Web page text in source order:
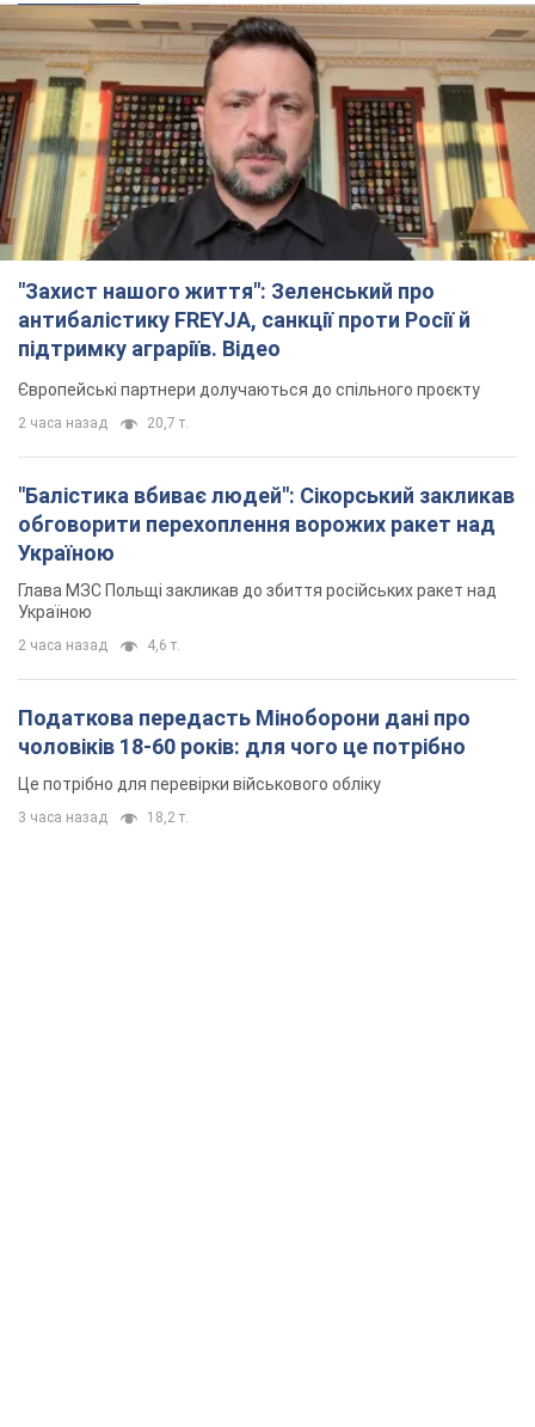
"Захист нашого життя": Зеленський про
антибалістику FREYJA, санкції проти Росії й
підтримку аграріїв. Відео
Європейські партнери долучаються до спільного проєкту
2 часа назад 20,7 т.
"Балістика вбиває людей": Сікорський закликав
обговорити перехоплення ворожих ракет над
Україною
Глава МЗС Польщі закликав до збиття російських ракет над
Україною
2 часа назад 4,6 т.
Податкова передасть Міноборони дані про
чоловіків 18-60 років: для чого це потрібно
Це потрібно для перевірки військового обліку
3 часа назад 18,2 т.